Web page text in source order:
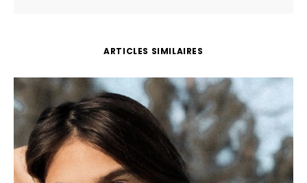
ARTICLES SIMILAIRES